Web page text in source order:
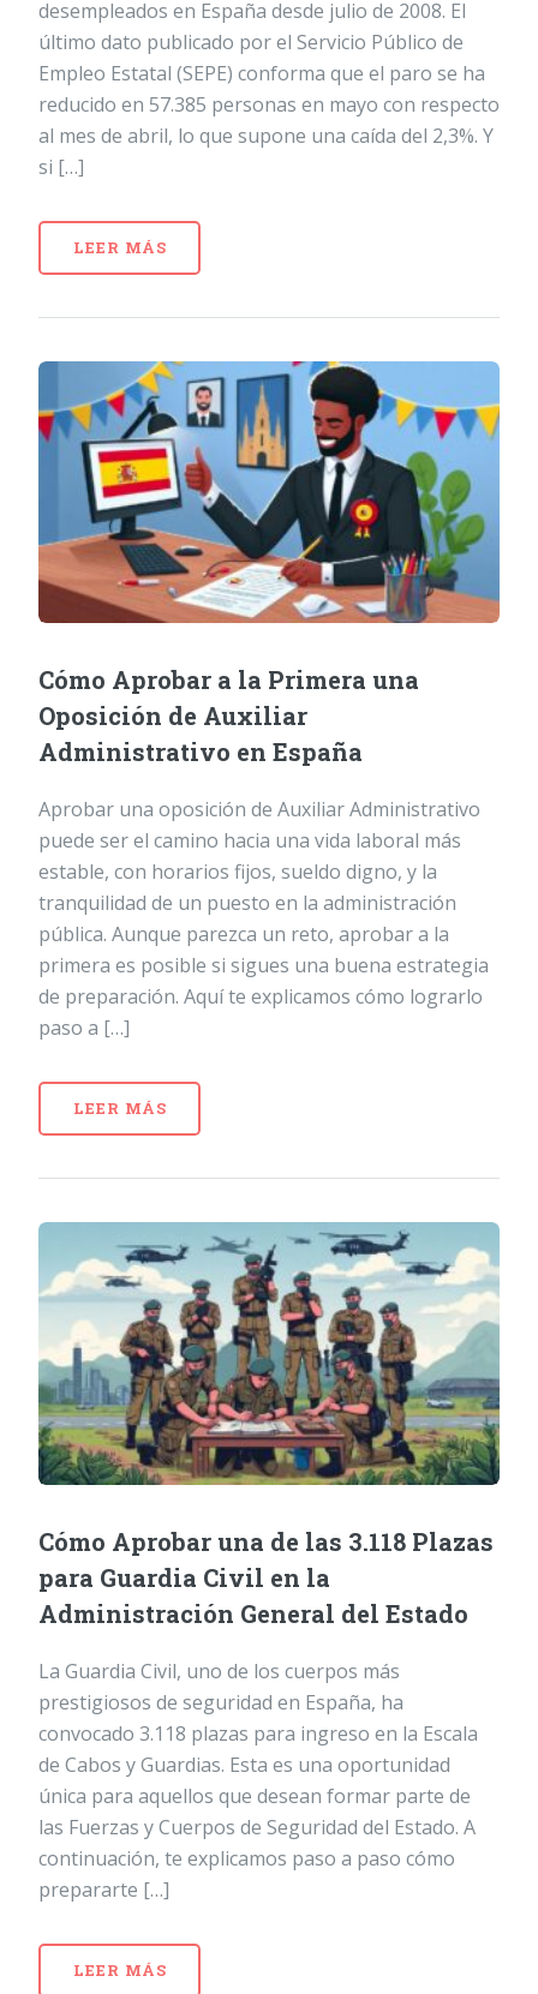
desempleados en España desde julio de 2008. El
último dato publicado por el Servicio Público de
Empleo Estatal (SEPE) conforma que el paro se ha
reducido en 57.385 personas en mayo con respecto
al mes de abril, lo que supone una caída del 2,3%. Y
si […]
LEER MÁS
Cómo Aprobar a la Primera una
Oposición de Auxiliar
Administrativo en España
Aprobar una oposición de Auxiliar Administrativo
puede ser el camino hacia una vida laboral más
estable, con horarios fijos, sueldo digno, y la
tranquilidad de un puesto en la administración
pública. Aunque parezca un reto, aprobar a la
primera es posible si sigues una buena estrategia
de preparación. Aquí te explicamos cómo lograrlo
paso a […]
LEER MÁS
Cómo Aprobar una de las 3.118 Plazas
para Guardia Civil en la
Administración General del Estado
La Guardia Civil, uno de los cuerpos más
prestigiosos de seguridad en España, ha
convocado 3.118 plazas para ingreso en la Escala
de Cabos y Guardias. Esta es una oportunidad
única para aquellos que desean formar parte de
las Fuerzas y Cuerpos de Seguridad del Estado. A
continuación, te explicamos paso a paso cómo
prepararte […]
LEER MÁS